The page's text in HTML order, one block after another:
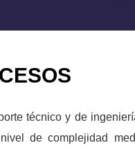
técnico y de
de complejidad